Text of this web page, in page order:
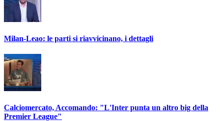
Milan-Leao: le parti si riavvicinano, i dettagli
Calciomercato, Accomando: "L'Inter punta un altro big della
Premier League"